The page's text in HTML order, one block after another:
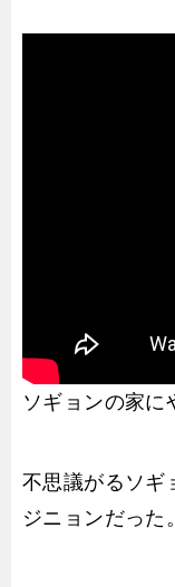
ソギョンの家に
不思議がるソギ
ジニョンだった。